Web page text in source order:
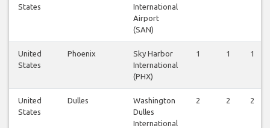
States
International
Airport
(SAN)
United
States
Phoenix
Sky Harbor
International
(PHX)
1 1 1
United
States
Dulles
Washington
Dulles
International
2 2 2